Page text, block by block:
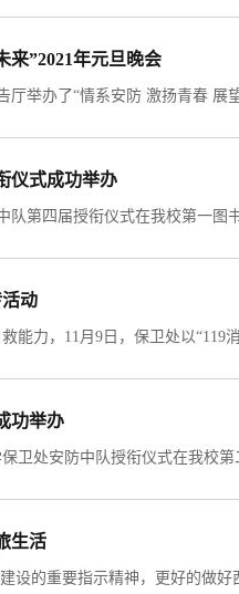
来”2021年元旦晚会
仪式成功举办
动
功举办
生活